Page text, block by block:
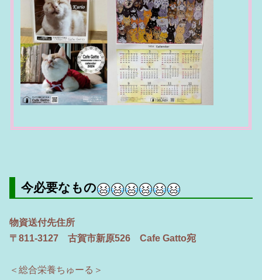
今必要なもの
物資送付先住所
〒811-3127 古賀市新原526 Cafe Gatto宛
＜総合栄養ちゅーる＞